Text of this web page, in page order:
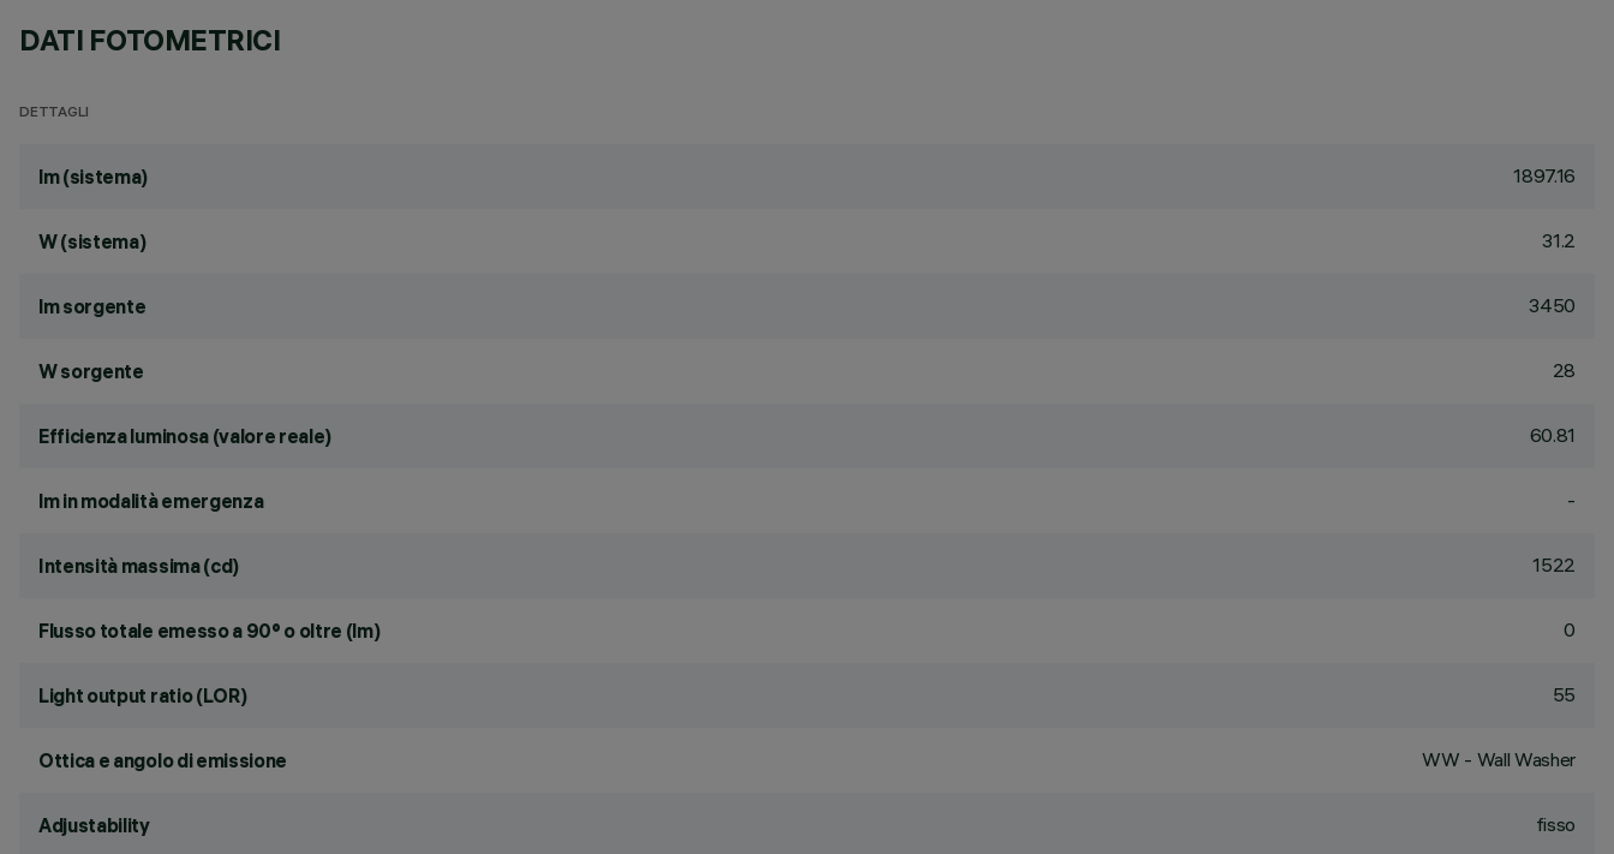
DATI FOTOMETRICI
DETTAGLI
lm (sistema) 1897.16
W (sistema) 31.2
lm sorgente 3450
W sorgente 28
Efficienza luminosa (valore reale) 60.81
lm in modalità emergenza -
Intensità massima (cd) 1522
Flusso totale emesso a 90° o oltre (lm) 0
Light output ratio (LOR) 55
Ottica e angolo di emissione WW - Wall Washer
Adjustability fisso